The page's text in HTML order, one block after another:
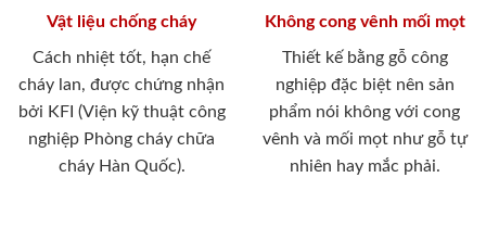
Vật liệu chống cháy
Cách nhiệt tốt, hạn chế
cháy lan, được chứng nhận
bởi KFI (Viện kỹ thuật công
nghiệp Phòng cháy chữa
cháy Hàn Quốc).
Không cong vênh mối mọt
Thiết kế bằng gỗ công
nghiệp đặc biệt nên sản
phẩm nói không với cong
vênh và mối mọt như gỗ tự
nhiên hay mắc phải.